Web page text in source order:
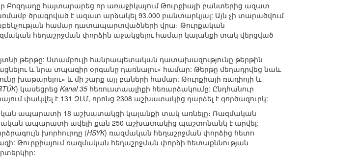
հայտարարեց որ առաջիկայում Թուրքիայի բանտերից ազատ
ծրագրված է ազատ արձակել 93.000 բանտարկյալ: Այն չի տարածվում
համար դատապարտվածների վրա։ Թուրքական
հեղաշրջման փորձին աջակցելու համար կալանքի տակ վերցված
թերթը: Ստամբուլի հանրապետական դատախազությունը թերթին
և նրա տպագիր օրգանը դառնալու» համար: Թերթը մեղադրվեց նաև
խաթարելու» և մի շարք այլ բաների համար: Թուրքիայի ռադիոյի և
) կասեցրեց Kanal 35 հեռուստաալիքի հեռարձակումը: Ընդհանուր
փակվել է 131 ԶԼՄ, որոնց 2308 աշխատակից դարձել է գործազուրկ:
ապարատի 18 աշխատակցի կալանքի տակ առնելը։ Ռազմական
ապարատի ավելի քան 250 աշխատակից պաշտոնանկ է արվել:
խորհուրդը (HSYK) ռազմական հեղաշրջման փորձից հետո
Թուրքիայում ռազմական հեղաշրջման փորձի հետաքննության